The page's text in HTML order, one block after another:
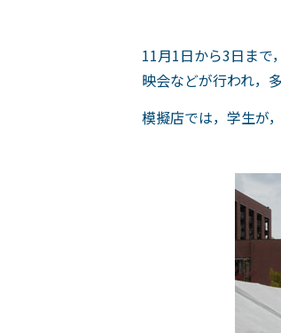
11月1日から3日まで
映会などが行われ，
模擬店では，学生が